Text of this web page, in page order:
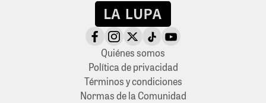
Quiénes somos
Política de privacidad
Términos y condiciones
Normas de la Comunidad